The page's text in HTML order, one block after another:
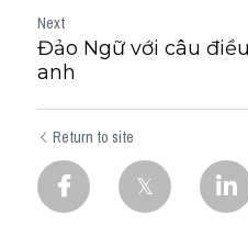
Next
Đảo Ngữ với câu
anh
Return to site